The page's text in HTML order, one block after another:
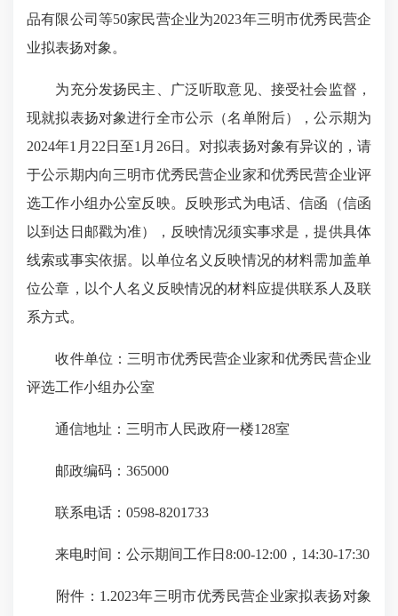
品有限公司等50家民营企业为2023年三明市优秀民营企
业拟表扬对象。
为充分发扬民主、广泛听取意见、接受社会监督，
现就拟表扬对象进行全市公示（名单附后），公示期为
2024年1月22日至1月26日。对拟表扬对象有异议的，请
于公示期内向三明市优秀民营企业家和优秀民营企业评
选工作小组办公室反映。反映形式为电话、信函（信函
以到达日邮戳为准），反映情况须实事求是，提供具体
线索或事实依据。以单位名义反映情况的材料需加盖单
位公章，以个人名义反映情况的材料应提供联系人及联
系方式。
收件单位：三明市优秀民营企业家和优秀民营企业
评选工作小组办公室
通信地址：三明市人民政府一楼128室
邮政编码：365000
联系电话：0598-8201733
来电时间：公示期间工作日8:00-12:00，14:30-17:30
附件：1.2023年三明市优秀民营企业家拟表扬对象